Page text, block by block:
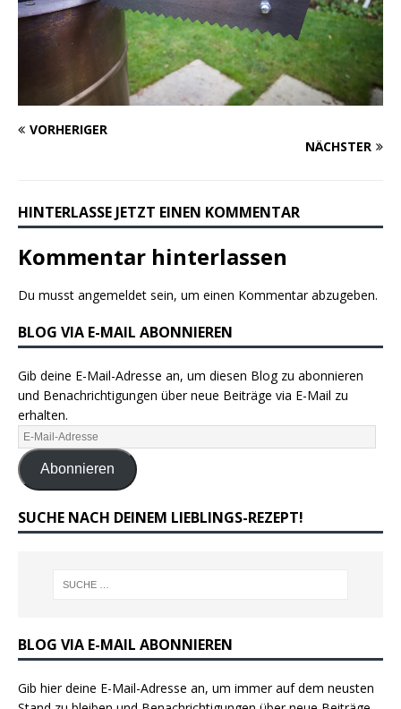
VORHERIGER
NÄCHSTER
HINTERLASSE JETZT EINEN KOMMENTAR
Kommentar hinterlassen
Du musst angemeldet sein, um einen Kommentar abzugeben.
BLOG VIA E-MAIL ABONNIEREN
Gib deine E-Mail-Adresse an, um diesen Blog zu abonnieren
und Benachrichtigungen über neue Beiträge via E-Mail zu
erhalten.
Abonnieren
SUCHE NACH DEINEM LIEBLINGS-REZEPT!
BLOG VIA E-MAIL ABONNIEREN
Gib hier deine E-Mail-Adresse an, um immer auf dem neusten